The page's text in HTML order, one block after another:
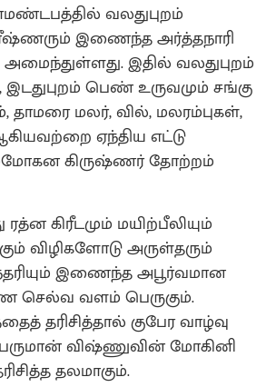
வலதுபுறம்
இணைந்த அர்த்தநாரி
இதில் வலதுபுறம்
பெண் உருவமும் சங்கு
தாமரை மலர், வில், மலரம்புகள்,
ஏந்திய எட்டு
கிருஷ்ணர் தோற்றம்
ரத்ன கிரீடமும் மயிற்பீலியும்
விழிகளோடு அருள்தரும்
இணைந்த அபூர்வமான
வளம் பெருகும்.
தரிசித்தால் குபேர வாழ்வு
விஷ்ணுவின் மோகினி
தலமாகும்.